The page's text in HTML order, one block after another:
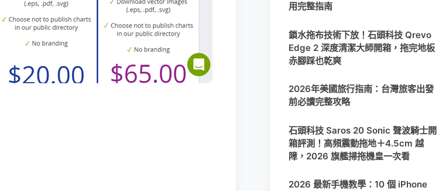
用完整指南
鎖水拖布技術下放！石頭科技 Qrevo
Edge 2 深度清潔大師開箱，拖完地板
赤腳踩也乾爽
2026年美國旅行指南：台灣旅客出發
前必讀完整攻略
石頭科技 Saros 20 Sonic 聲波騎士開
箱評測！高頻震動拖地＋4.5cm 越
障，2026 旗艦掃拖機皇一次看
2026 最新手機教學：10 個 iPhone